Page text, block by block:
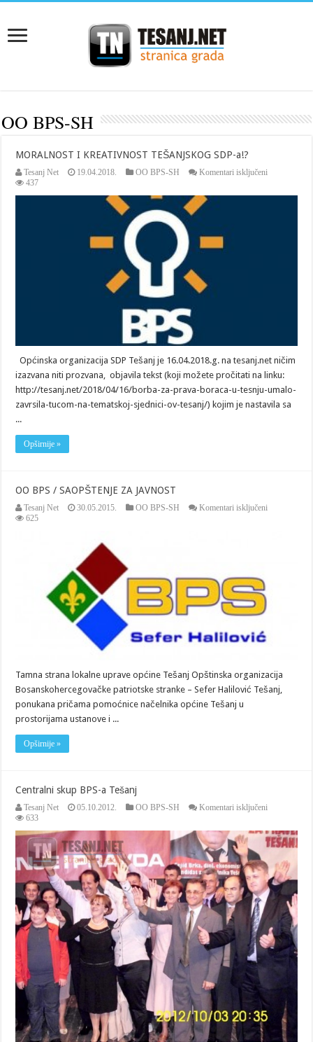
OO BPS-SH
MORALNOST I KREATIVNOST TEŠANJSKOG SDP-a!?
Tesanj Net 19.04.2018. OO BPS-SH Komentari isključeni
437
Općinska organizacija SDP Tešanj je 16.04.2018.g. na tesanj.net ničim
izazvana niti prozvana, objavila tekst (koji možete pročitati na linku:
http://tesanj.net/2018/04/16/borba-za-prava-boraca-u-tesnju-umalo-
zavrsila-tucom-na-tematskoj-sjednici-ov-tesanj/) kojim je nastavila sa
...
Opširnije »
OO BPS / SAOPŠTENJE ZA JAVNOST
Tesanj Net 30.05.2015. OO BPS-SH Komentari isključeni
625
Tamna strana lokalne uprave općine Tešanj Opštinska organizacija
Bosanskohercegovačke patriotske stranke – Sefer Halilović Tešanj,
ponukana pričama pomoćnice načelnika općine Tešanj u
prostorijama ustanove i ...
Opširnije »
Centralni skup BPS-a Tešanj
Tesanj Net 05.10.2012. OO BPS-SH Komentari isključeni
BPS-
a
Tešanj
633